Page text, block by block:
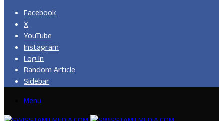
Facebook
X
YouTube
Instagram
Log In
Random Article
Sidebar
Menu